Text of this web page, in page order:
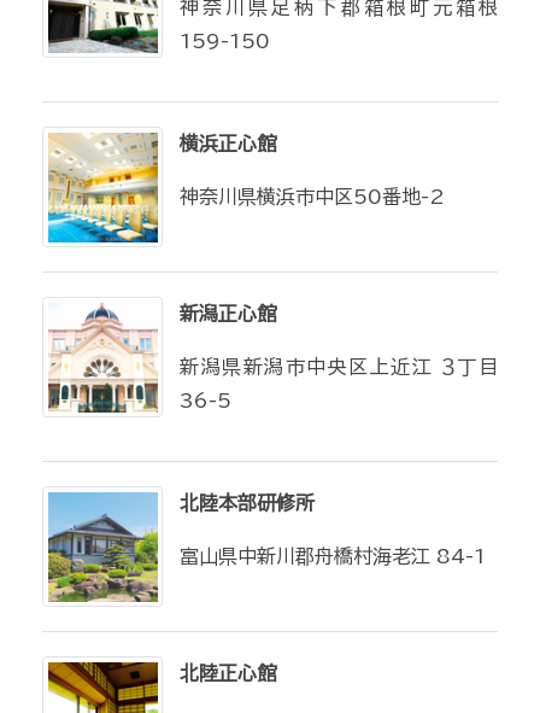
神奈川県足柄下郡箱根町元箱根
159-150
横浜正心館
神奈川県横浜市中区50番地-2
新潟正心館
新潟県新潟市中央区上近江 ３丁目
36-5
北陸本部研修所
富山県中新川郡舟橋村海老江 84-1
北陸正心館